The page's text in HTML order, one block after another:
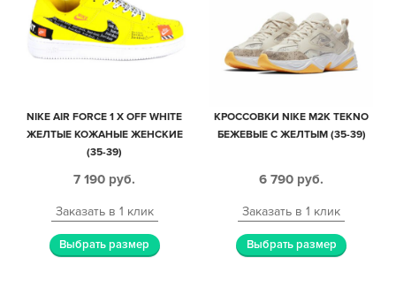
NIKE AIR FORCE 1 X OFF WHITE
ЖЕЛТЫЕ КОЖАНЫЕ ЖЕНСКИЕ
(35-39)
7 190 руб.
Заказать в 1 клик
Выбрать размер
КРОССОВКИ NIKE M2K TEKNO
БЕЖЕВЫЕ С ЖЕЛТЫМ (35-39)
6 790 руб.
Заказать в 1 клик
Выбрать размер